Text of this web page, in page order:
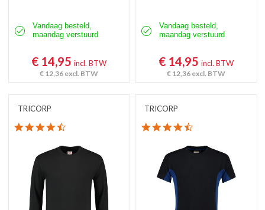
Vandaag besteld,
maandag verstuurd
€ 14,95incl. BTW
€ 12,36 excl. BTW
Vandaag besteld,
maandag verstuurd
€ 14,95 incl. BTW
€ 12,36 excl. BTW
TRICORP TRICORP